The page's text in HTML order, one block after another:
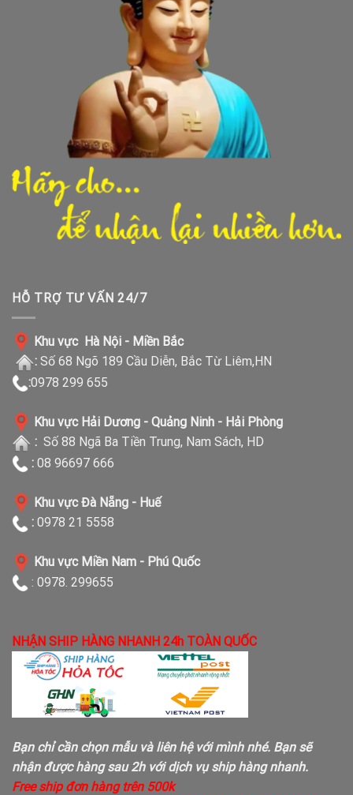
HỖ TRỢ TƯ VẤN 24/7
Khu vực Hà Nội - Miền Bắc
: Số 68 Ngõ 189 Cầu Diễn, Bắc Từ Liêm,HN
:0978 299 655
Khu vực Hải Dương - Quảng Ninh - Hải Phòng
: Số 88 Ngã Ba Tiền Trung, Nam Sách, HD
: 08 96697 666
Khu vực Đà Nẵng - Huế
: 0978 21 5558
Khu vực Miền Nam - Phú Quốc
: 0978. 299655
NHẬN SHIP HÀNG NHANH 24h TOÀN QUỐC
Bạn chỉ cần chọn mẫu và liên hệ với mình nhé. Bạn sẽ
nhận được hàng sau 2h với dịch vụ ship hàng nhanh.
Free ship đơn hàng trên 500k